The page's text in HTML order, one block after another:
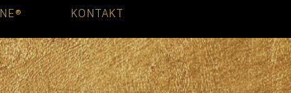
KONTAKT